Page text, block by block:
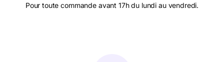
Pour toute commande avant 17h du lundi au vendredi.